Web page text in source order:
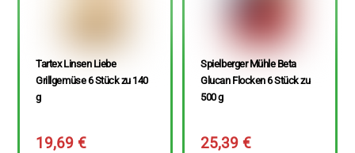
Tartex Linsen Liebe
Grillgemüse 6 Stück zu 140
g
19,69€
Spielberger Mühle Beta
Glucan Flocken 6 Stück zu
500 g
25,39€